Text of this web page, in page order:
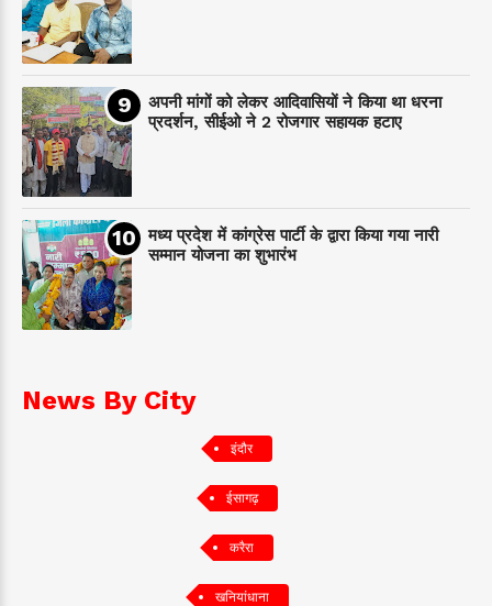
अपनी मांगों को लेकर आदिवासियों ने किया था धरना
प्रदर्शन, सीईओ ने 2 रोजगार सहायक हटाए
मध्य प्रदेश में कांग्रेस पार्टी के द्वारा किया गया नारी
सम्मान योजना का शुभारंभ
News By City
इंदौर
ईसागढ़
करैरा
खनियांधाना